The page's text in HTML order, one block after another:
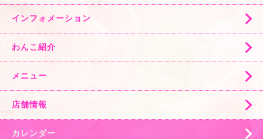
インフォメーション
わんこ紹介
メニュー
店舗情報
カレンダー